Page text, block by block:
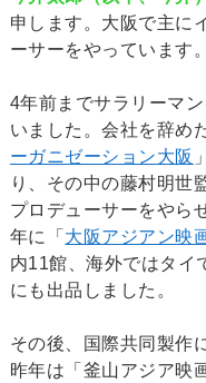
申します。大阪で主に
ーサーをやっています。
4年前までサラリーマ
いました。会社を辞め
ーガニゼーション大阪
り、その中の藤村明世
プロデューサーをやら
年に「 大阪アジアン映
内11館、海外ではタイ
にも出品しました。
その後、国際共同製作
昨年は「釜山アジア映